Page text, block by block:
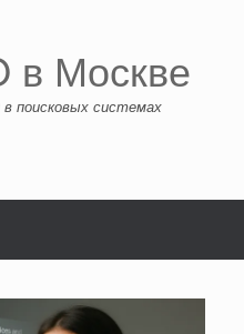
в Москве
поисковых системах